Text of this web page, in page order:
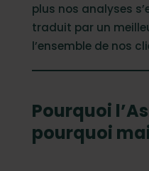
plus nos analyses
traduit par un
l’ensemble de nos
Pourquoi
pourquoi